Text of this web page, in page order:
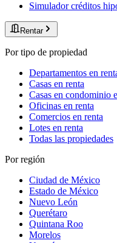
Simulador créditos
Rentar
Por tipo de propiedad
Departamentos en
Casas en renta
Casas en condominio
Oficinas en renta
Comercios en renta
Lotes en renta
Todas las propiedades
Por región
Ciudad de México
Estado de México
Nuevo León
Querétaro
Quintana Roo
Morelos